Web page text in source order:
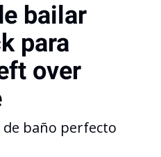
bailar
para
over
de baño perfecto